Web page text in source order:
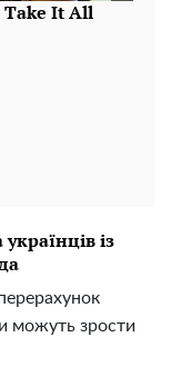
із
можуть зрости